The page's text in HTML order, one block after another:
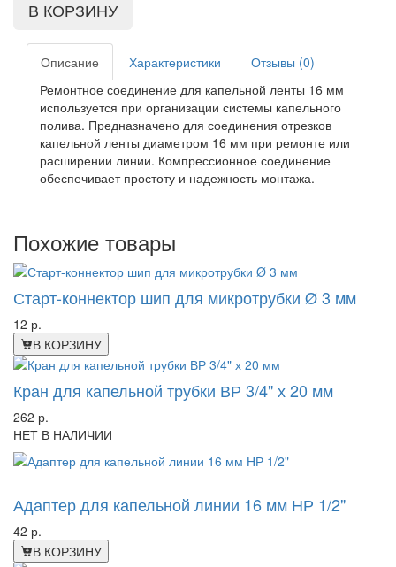
Описание Характеристики
Отзывы (0)
Ремонтное соединение для капельной ленты 16 мм
используется при организации системы капельного
полива. Предназначено для соединения отрезков
капельной ленты диаметром 16 мм при ремонте или
расширении линии. Компрессионное соединение
обеспечивает простоту и надежность монтажа.
Похожие товары
Старт-коннектор шип для микротрубки Ø 3 мм
12 р.
В КОРЗИНУ
Кран для капельной трубки ВР 3/4" х 20 мм
262 р.
НЕТ В НАЛИЧИИ
Адаптер для капельной линии 16 мм НР 1/2"
42 р.
В КОРЗИНУ